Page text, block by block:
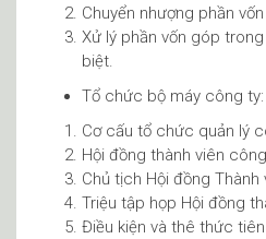
Chuyển nhượng phần
Xử lý phần vốn góp
biệt.
Tổ chức bộ máy công ty:
Cơ cấu tổ chức quản lý
Hội đồng thành viên
Chủ tịch Hội đồng Thành
Triệu tập họp Hội đồng
Điều kiện và thê thức